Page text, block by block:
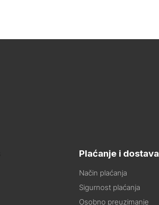
Plaćanje i dostava
Način plaćanja
Sigurnost plaćanja
Osobno preuzimanje